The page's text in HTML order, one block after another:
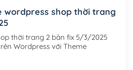
.com .net .org (1 năm)
(+300,000₫)
.vn (1 năm)
(1 năm)(+450,000₫)
wordpress shop thời trang
thời trang 2 bản fix 5/3/2025
Wordpress với Theme